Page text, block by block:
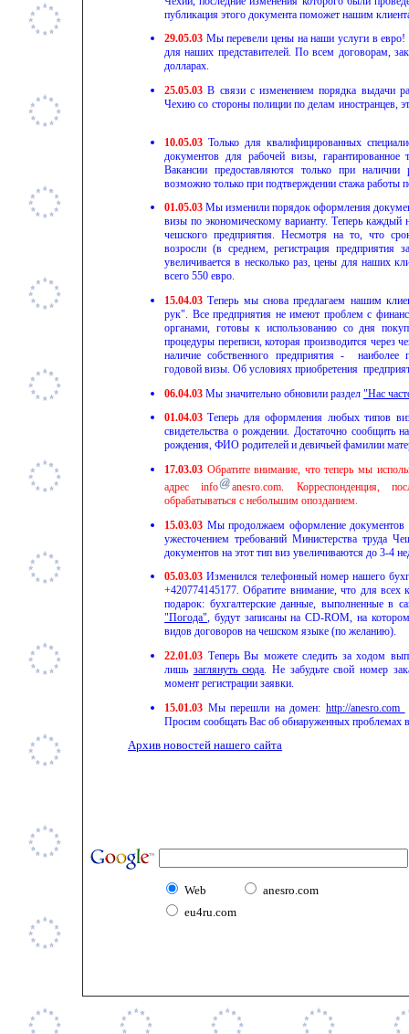
публикация этого документа поможет нашим
29.05.03 Мы перевели цены на наши услуги в
для наших представителей. По всем договорам,
долларах.
25.05.03 В связи с изменением порядка выдачи
Чехию со стороны полиции по делам иностранцев,
10.05.03 Только для квалифицированных
документов для рабочей визы, гарантированное
Вакансии предоставляются только при
возможно только при подтверждении стажа работы
01.05.03 Мы изменили порядок оформления
визы по экономическому варианту. Теперь каждый
чешского предприятия. Несмотря на то, что
возросли (в среднем, регистрация предприятия
увеличивается в несколько раз, цены для наших
всего 550 евро.
15.04.03 Теперь мы снова предлагаем нашим
рук". Все предприятия не имеют проблем с
органами, готовы к использованию со дня
процедуры переписи, которая производится через
наличие собственного предприятия - наиболее
годовой визы. Об условиях приобретения
06.04.03 Мы значительно обновили раздел "Нас
01.04.03 Теперь для оформления любых типов
свидетельства о рождении. Достаточно сообщить
рождения, ФИО родителей и девичьей фамилии
17.03.03 Обратите внимание, что теперь мы
адресinfo anesro.com. Корреспонденция,
обрабатываться с небольшим опозданием.
15.03.03 Мы продолжаем оформление документов
ужесточением требований Министерства труда
документов на этот тип виз увеличиваются до 3-4
05.03.03 Изменился телефонный номер нашего
+420774145177. Обратите внимание, что для всех
подарок: бухгалтерские данные, выполненные в
"Погода", будут записаны наCD-ROM, на
видов договоров на чешском языке (по желанию).
22.01.03 Теперь Вы можете следить за ходом
лишь заглянуть сюда. Не забудьте свой номер
момент регистрации заявки.
15.01.03 Мы перешли на домен: http://anesro.com
Просим сообщать Вас об обнаруженных проблемах
Архив новостей нашего сайта
Web
anesro.com
eu4ru.com